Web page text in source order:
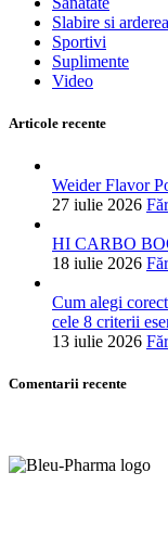
Slabire si
Sportivi
Suplimente
Video
Articole recente
Weider Flavor
27 iulie 2026
HI CARBO
18 iulie 2026
Cum alegi
cele 8 criterii
13 iulie 2026
Comentarii recente